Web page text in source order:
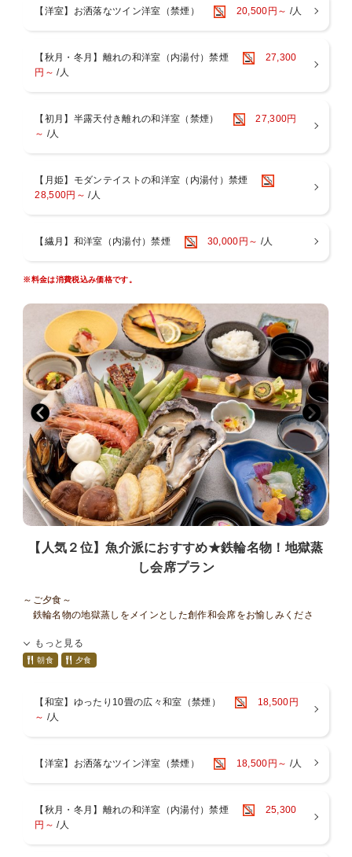
■■■■お食事について■■■■■■■■■■■■■■■■■■■
〇連泊の場合２泊目以降は料理長おまかせコースをご用意いたしま
す。
など）を
除いたミニ会席をご用意しております。
お子様ランチメニューへのご変更が可能です。
「食事あり」でご予約の幼児のお子様（未就学児）には、お子様ラ
でも入浴ＯＫ
入浴いただけます
緑の湯：陶器風呂（半露天風呂）
葵の湯：一枚岩をくり貫いたお風呂（半露天風呂）
杏の湯：御影石のジャグジー風呂（内風呂）
菫の湯：寝湯（内風呂）
紅の湯：広々露天風呂
～夢月のイチ押しポイント～
湯上がりには、生ビール・ジュース・コーヒーを無料でお楽しみいた
だけます。
【洋室】お洒落なツイン洋室（禁煙） 20,500円～ /人
【秋月・冬月】離れの和洋室（内湯付）禁煙
27,300
円～ /人
【初月】半露天付き離れの和洋室（禁煙）
27,300円
～ /人
【月姫】モダンテイストの和洋室（内湯付）禁煙
28,500円～ /人
【繊月】和洋室（内湯付）禁煙 30,000円～ /人
※料金は消費税込み価格です。
【人気２位】魚介派におすすめ★鉄輪名物！地獄蒸
し会席プラン
～ご夕食～
鉄輪名物の地獄蒸しをメインとした創作和会席をお愉しみくださ
～ご朝食～
※料理写真は１例。季節により内容は若干異なります
〇当館はアレルギー対応出来ませんので予めご了承ください。
〇お子様のお食事について
小学生のお子様には、大人料理から大人向けの料理（酢の物、珍味
もっと見る
朝食 夕食
【和室】ゆったり10畳の広々和室（禁煙）
18,500円
～ /人
【洋室】お洒落なツイン洋室（禁煙） 18,500円～ /人
【秋月・冬月】離れの和洋室（内湯付）禁煙
25,300
円～ /人